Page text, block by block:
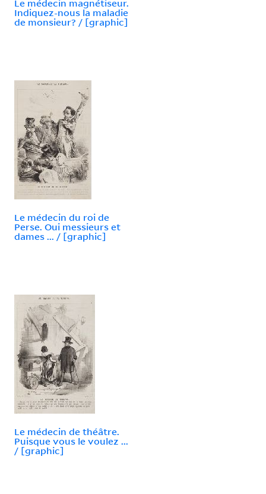
Le médecin magnétiseur.
Indiquez-nous la maladie
de monsieur? / [graphic]
Le médecin du roi de
Perse. Oui messieurs et
dames ... / [graphic]
Le médecin de théâtre.
Puisque vous le voulez ...
/ [graphic]